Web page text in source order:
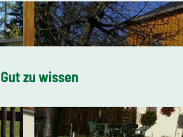
Gut zu wissen